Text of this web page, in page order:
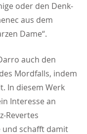
oder den Denk-
aus dem
Dame“.
auch den
Mordfalls, indem
In diesem Werk
Interesse an
Revertes
und schafft damit